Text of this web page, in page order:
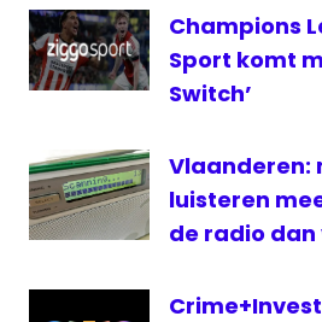
gestopt
Vlaanderen
Champions
Sport komt
Switch’
Vlaanderen:
luisteren
de radio dan